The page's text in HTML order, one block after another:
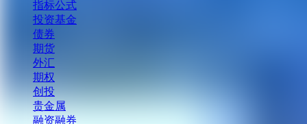
指标公式
投资基金
债券
期货
外汇
期权
创投
贵金属
融资融券